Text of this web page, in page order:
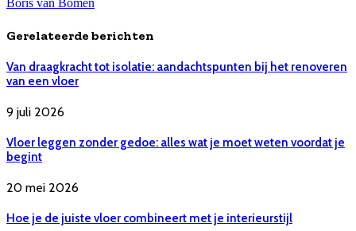
Boris van Bomen
Gerelateerde berichten
Van draagkracht tot isolatie: aandachtspunten bij het renoveren
van een vloer
9 juli 2026
Vloer leggen zonder gedoe: alles wat je moet weten voordat je
begint
20 mei 2026
Hoe je de juiste vloer combineert met je interieurstijl